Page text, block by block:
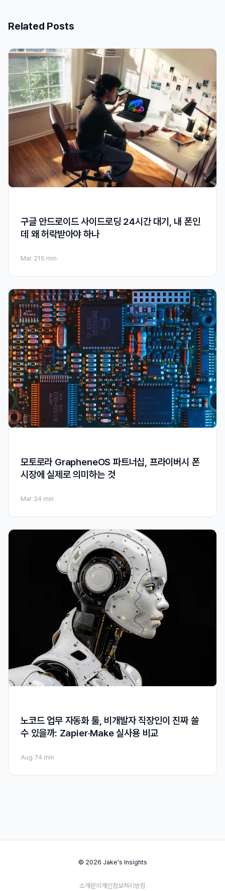
Related Posts
구글 안드로이드 사이드로딩 24시간 대기, 내 폰인
데 왜 허락받아야 하나
Mar 21 5 min
모토로라 GrapheneOS 파트너십, 프라이버시 폰
시장에 실제로 의미하는 것
Mar 24 min
노코드 업무 자동화 툴, 비개발자 직장인이 진짜 쓸
수 있을까: Zapier·Make 실사용 비교
Aug 74 min
© 2026 Jake's Insights
소개문의개인정보처리방침